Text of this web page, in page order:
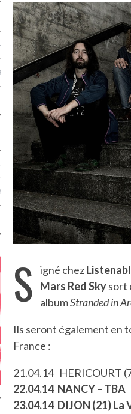
LE LOCAL DU MAGAZINE
S igné chez
Mars Red Skysort
albumStranded in
Ils seront également en
France :
21.04.14 HERICOURT
22.04.14 NANCY – TBA
23.04.14 DIJON (21) La